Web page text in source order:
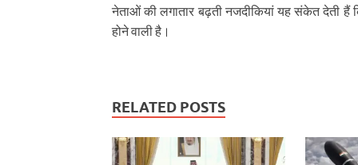
नेताओं की लगातार बढ़ती नजदीकियां यह संकेत देती हैं
होने वाली है।
RELATED POSTS